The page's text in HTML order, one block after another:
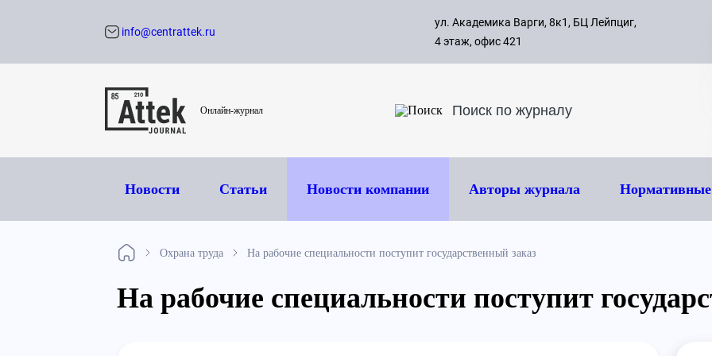
с 09:00
8 495
info@centrattek.ru
ул. Академика Варги, 8к1, БЦ Лейпциг,
4 этаж, офис 421
Онлайн-журнал
Новости Статьи Новости компании Авторы журнала
Охрана труда На рабочие специальности поступит государственный заказ
На рабочие специальности поступит